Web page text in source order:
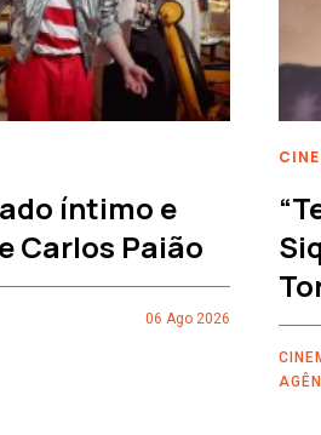
íntimo e
Carlos Paião
06 Ago 2026